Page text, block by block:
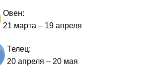
Овен:
21 марта – 19 апреля
Телец:
20 апреля – 20 мая